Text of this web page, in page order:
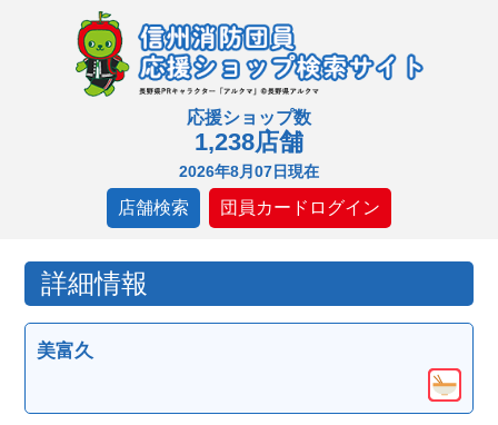
応援ショップ数
1,238店舗
2026年8月07日現在
店舗検索 団員カードログイン
詳細情報
美富久